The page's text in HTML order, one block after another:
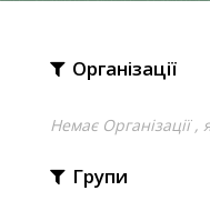
Організації
Немає Організації ,
Групи